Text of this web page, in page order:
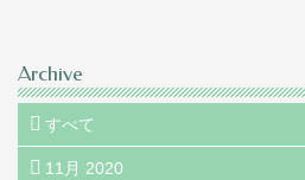
Archive
すべて
11月 2020